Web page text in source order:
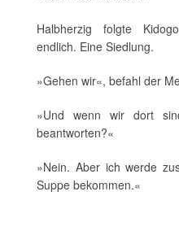
Halbherzig folgte
endlich. Eine Siedlung.
»Gehen wir«, befahl der
»Und wenn wir dort
beantworten?«
»Nein. Aber ich werde
Suppe bekommen.«